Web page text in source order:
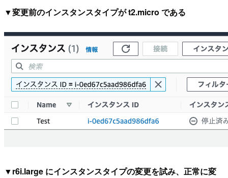
▼変更前のインスタンスタイプが t2.micro である
▼r6i.large にインスタンスタイプの変更を試み、正常に変